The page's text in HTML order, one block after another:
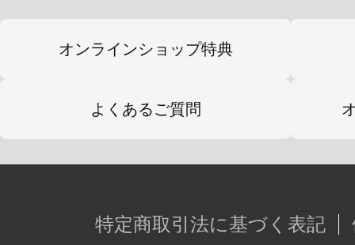
オンラインショップ特典
よくあるご質問
特定商取引法に基づく表記